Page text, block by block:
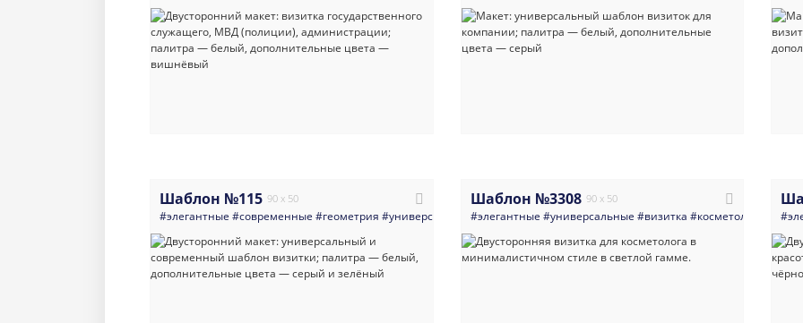
Шаблон №115 90 x 50
#элегантные #современные #геометрия #универсальные#многоцелевые#светлые#современный#универсальный
Шаблон №3308 90 x 50
#элегантные #универсальные #визитка #косметология